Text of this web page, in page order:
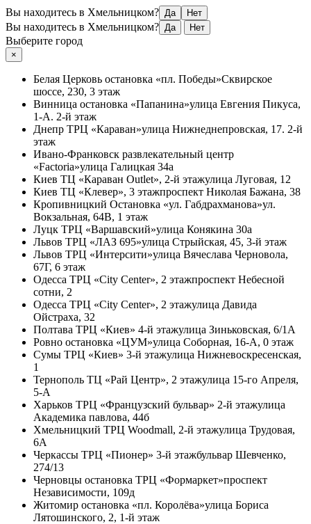
Вы находитесь в Хмельницком? Да Нет
Вы находитесь в Хмельницком? Да Нет
Выберите город
×
Белая Церковь остановка «пл. Победы»Сквирское
шоссе, 230, 3 этаж
Винница остановка «Папанина»улица Евгения Пикуса,
1-А. 2-й этаж
Днепр ТРЦ «Караван»улица Нижнеднепровская, 17. 2-й
этаж
Ивано-Франковск развлекательный центр
«Factoria»улица Галицкая 34а
Киев ТЦ «Караван Outlet», 2-й этажулица Луговая, 12
Киев ТЦ «Клевер», 3 этажпроспект Николая Бажана, 38
Кропивницкий Остановка «ул. Габдрахманова»ул.
Вокзальная, 64В, 1 этаж
Луцк ТРЦ «Варшавский»улица Конякина 30а
Львов ТРЦ «ЛАЗ 695»улица Стрыйская, 45, 3-й этаж
Львов ТРЦ «Интерсити»улица Вячеслава Черновола,
67Г, 6 этаж
Одесса ТРЦ «City Center», 2 этажпроспект Небесной
сотни, 2
Одесса ТРЦ «City Center», 2 этажулица Давида
Ойстраха, 32
Полтава ТРЦ «Киев» 4-й этажулица Зиньковская, 6/1А
Ровно остановка «ЦУМ»улица Соборная, 16-А, 0 этаж
Сумы ТРЦ «Киев» 3-й этажулица Нижневоскресенская,
1
Тернополь ТЦ «Рай Центр», 2 этажулица 15-го Апреля,
5-А
Харьков ТРЦ «Французский бульвар» 2-й этажулица
Академика павлова, 44б
Хмельницкий ТРЦ Woodmall, 2-й этажулица Трудовая,
6А
Черкассы ТРЦ «Пионер» 3-й этажбульвар Шевченко,
274/13
Черновцы остановка ТРЦ «Формаркет»проспект
Независимости, 109д
Житомир остановка «пл. Королёва»улица Бориса
Лятошинского, 2, 1-й этаж